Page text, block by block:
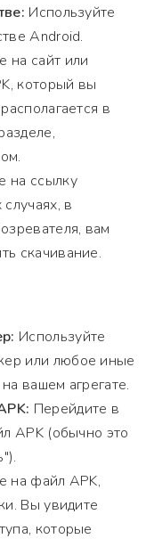
Используйте
Android.
на сайт или
который вы
в
на ссылку
в
вам
скачивание.
Используйте
или любое иные
вашем агрегате.
Перейдите в
APK (обычно это
на файл APK,
Вы увидите
которые